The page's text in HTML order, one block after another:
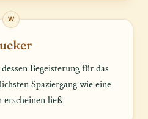
W
Begeisterung für das
Spaziergang wie eine
erscheinen ließ